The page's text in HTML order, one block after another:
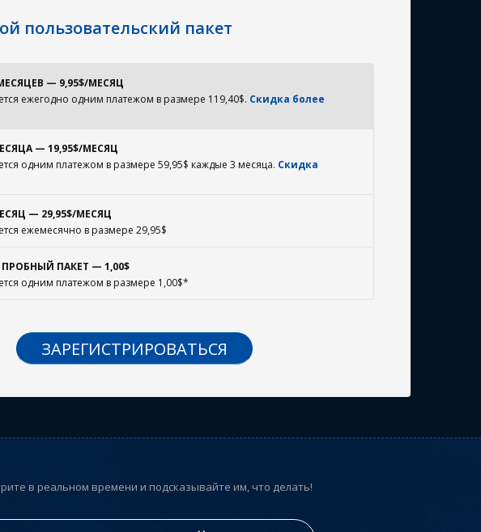
пользовательский пакет
— 9,95$/МЕСЯЦ
ежегодно одним платежом в размере 119,40$. Скидка более
— 19,95$/МЕСЯЦ
одним платежом в размере 59,95$ каждые 3 месяца. Скидка
— 29,95$/МЕСЯЦ
ежемесячно в размере 29,95$
ПАКЕТ — 1,00$
одним платежом в размере 1,00$*
ЗАРЕГИСТРИРОВАТЬСЯ
в реальном времени и подсказывайте им, что делать!